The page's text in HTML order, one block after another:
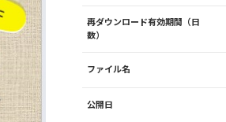
再ダウンロード有効期間（日
数）
ファイル名
公開日